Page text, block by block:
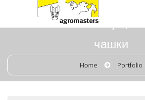
Млечни колектори,
чашки
Home Portfolio